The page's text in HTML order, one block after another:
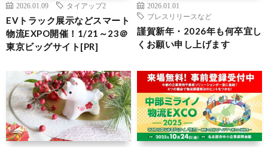
2026.01.09 タイアップ2
EVトラック展示などスマート
物流EXPO開催！1/21～23＠
東京ビッグサイト[PR]
2026.01.01
プレスリリースなど
謹賀新年・2026年も何卒宜し
くお願い申し上げます